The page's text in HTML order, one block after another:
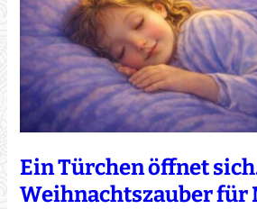
Ein Türchen öffnet
Weihnachtszauber für